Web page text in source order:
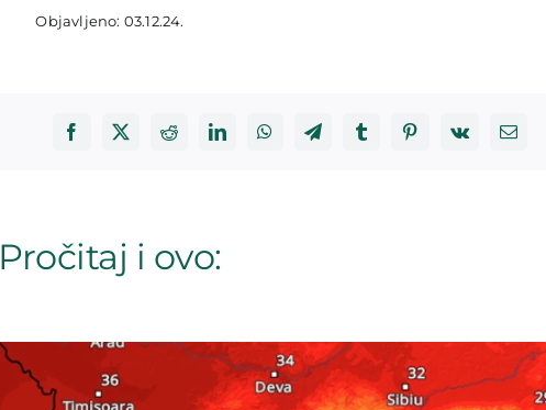
Objavljeno: 03.12.24.
Pročitaj i ovo: